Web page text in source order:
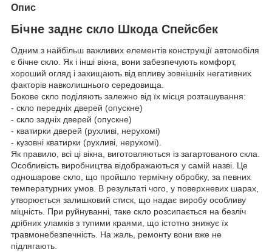
Опис
Бічне заднє скло Шкода Спейсбек
Одним з найбільш важливих елементів конструкції автомобіля
є бічне скло. Як і інші вікна, вони забезпечують комфорт,
хороший огляд і захищають від впливу зовнішніх негативних
факторів навколишнього середовища.
Бокове скло поділяють залежно від їх місця розташування:
- скло передніх дверей (опускне)
- скло задніх дверей (опускне)
- кватирки дверей (рухливі, нерухомі)
- кузовні кватирки (рухливі, нерухомі).
Як правило, всі ці вікна, виготовляються із загартованого скла.
Особливість виробництва відображаються у самій назві. Це
одношарове скло, що пройшло термічну обробку, за певних
температурних умов. В результаті чого, у поверхневих шарах,
утворюється залишковий стиск, що надає виробу особливу
міцність. При руйнуванні, таке скло розсипається на безліч
дрібних уламків з тупими краями, що істотно знижує їх
травмонебезпечність. На жаль, ремонту вони вже не
підлягають.